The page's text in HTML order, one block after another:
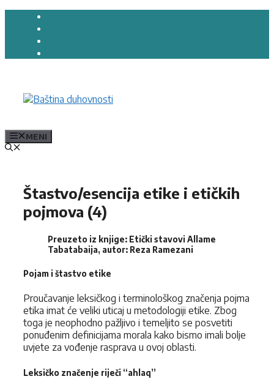
Preskoči
MENI
Štastvo/esencija etike i etičkih
pojmova (4)
Preuzeto iz knjige: Etički stavovi Allame
Tabatabaija, autor: Reza Ramezani
Pojam i štastvo etike
Proučavanje leksičkog i terminološkog značenja pojma
etika imat će veliki uticaj u metodologiji etike. Zbog
toga je neophodno pažljivo i temeljito se posvetiti
ponuđenim definicijama morala kako bismo imali bolje
uvjete za vođenje rasprava u ovoj oblasti.
Leksičko značenje riječi “ahlaq”